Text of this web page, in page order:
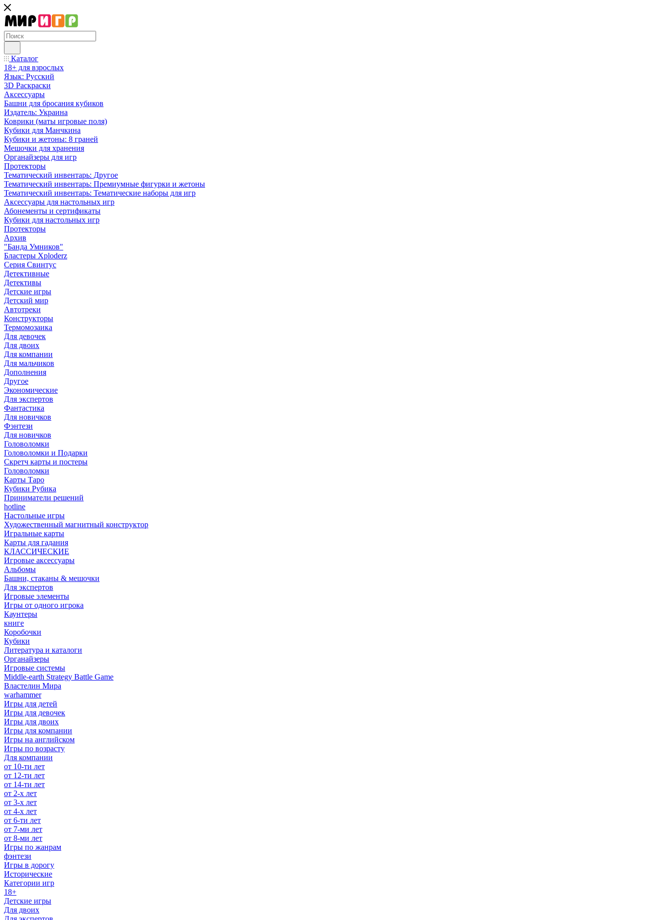
Каталог
18+ для взрослых
Язык: Русский
3D Раскраски
Аксессуары
Башни для бросания кубиков
Издатель: Украина
Коврики (маты игровые поля)
Кубики для Манчкина
Кубики и жетоны: 8 граней
Мешочки для хранения
Органайзеры для игр
Протекторы
Тематический инвентарь: Другое
Тематический инвентарь: Премиумные фигурки и жетоны
Тематический инвентарь: Тематические наборы для игр
Аксессуары для настольных игр
Абонементы и сертификаты
Кубики для настольных игр
Протекторы
Архив
"Банда Умников"
Бластеры Xploderz
Cерия Свинтус
Детективные
Детективы
Детские игры
Детский мир
Автотреки
Конструкторы
Термомозаика
Для девочек
Для двоих
Для компании
Для мальчиков
Дополнения
Другое
Экономические
Для экспертов
Фантастика
Для новичков
Фэнтези
Для новичков
Головоломки
Головоломки и Подарки
Cкретч карты и постеры
Головоломки
Карты Таро
Кубики Рубика
Приниматели решений
hotline
Настольные игры
Художественный магнитный конструктор
Игральные карты
Карты для гадания
КЛАССИЧЕСКИЕ
Игровые аксессуары
Альбомы
Башни, стаканы & мешочки
Для экспертов
Игровые элементы
Игры от одного игрока
Каунтеры
книге
Коробочки
Кубики
Литература и каталоги
Органайзеры
Игровые системы
Middle-earth Strategy Battle Game
Властелин Мира
warhammer
Игры для детей
Игры для девочек
Игры для двоих
Игры для компании
Игры на английском
Игры по возрасту
Для компании
от 10-ти лет
от 12-ти лет
от 14-ти лет
от 2-х лет
от 3-х лет
от 4-х лет
от 6-ти лет
от 7-ми лет
от 8-ми лет
Игры по жанрам
фэнтези
Игры в дорогу
Исторические
Категории игр
18+
Детские игры
Для двоих